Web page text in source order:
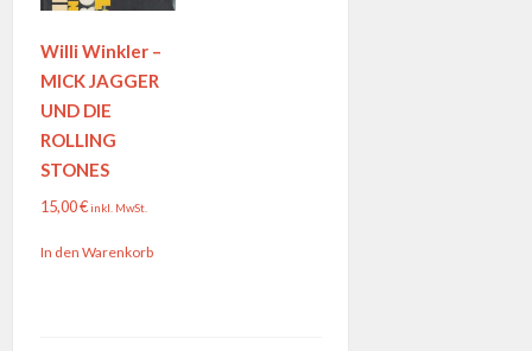
Willi Winkler –
MICK JAGGER
UND DIE
ROLLING
STONES
15,00€inkl. MwSt.
In den Warenkorb